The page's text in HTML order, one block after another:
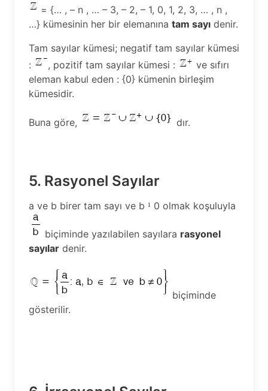
= {… , – n , … – 3, – 2, – 1, 0, 1, 2, 3, … , n ,
…} kümesinin her bir elemanına tam sayı denir.
Tam sayılar kümesi; negatif tam sayılar kümesi
:
, pozitif tam sayılar kümesi :
ve sıfırı
eleman kabul eden : {0} kümenin birleşim
kümesidir.
Buna göre, dır.
5. Rasyonel Sayılar
a ve b birer tam sayı ve b ¹ 0 olmak koşuluyla
biçiminde yazılabilen sayılara rasyonel
sayılar denir.
biçiminde
gösterilir.